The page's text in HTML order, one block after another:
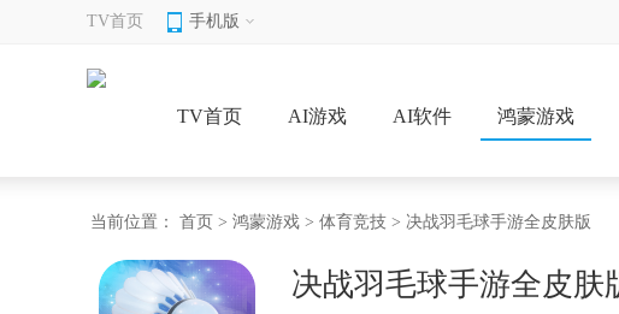
TV首页 手机版
TV首页 AI游戏 AI软件 鸿蒙游戏
当前位置： 首页 > 鸿蒙游戏 > 体育竞技 > 决战羽毛球手游全皮肤版
决战羽毛球手游全皮肤